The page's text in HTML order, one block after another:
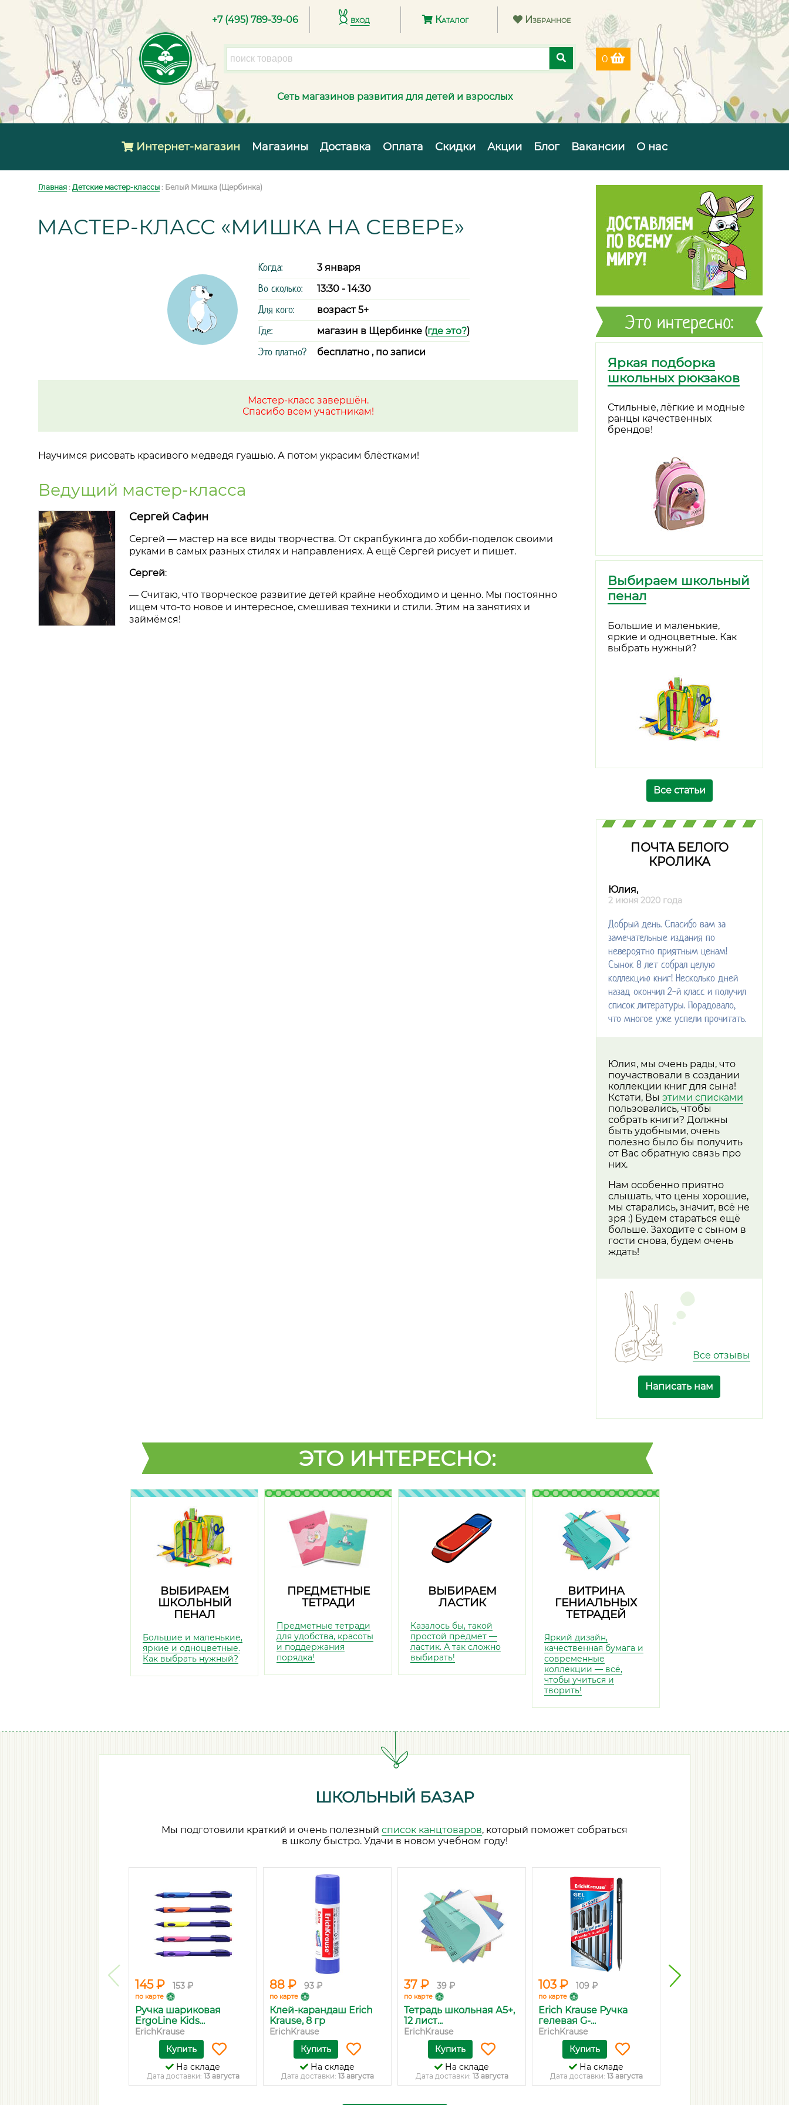
+7 (495) 789-39-06 вход Каталог Избранное
0
Сеть магазинов развития для детей и взрослых
Интернет-магазин Магазины Доставка Оплата Скидки Акции Блог Вакансии О нас
Главная : Детские мастер-классы : Белый Мишка (Щербинка)
МАСТЕР-КЛАСС «МИШКА НА СЕВЕРЕ»
Когда: 3 января
Во сколько: 13:30 - 14:30
Для кого: возраст 5+
Где: магазин в Щербинке (где это?)
Это платно? бесплатно , по записи
Мастер-класс завершён.
Спасибо всем участникам!
Научимся рисовать красивого медведя гуашью. А потом украсим блёстками!
Ведущий мастер-класса
Сергей Сафин
Сергей — мастер на все виды творчества. От скрапбукинга до хобби-поделок своими
руками в самых разных стилях и направлениях. А ещё Сергей рисует и пишет.
Сергей:
— Считаю, что творческое развитие детей крайне необходимо и ценно. Мы постоянно
ищем что-то новое и интересное, смешивая техники и стили. Этим на занятиях и
займёмся!
Это интересно:
Яркая подборка
школьных рюкзаков
Стильные, лёгкие и модные
ранцы качественных
брендов!
Выбираем школьный
пенал
Большие и маленькие,
яркие и одноцветные. Как
выбрать нужный?
Все статьи
ПОЧТА БЕЛОГО
КРОЛИКА
Юлия,
2 июня 2020 года
Добрый день. Спасибо вам за
замечательные издания по
невероятно приятным ценам!
Сынок 8 лет собрал целую
коллекцию книг! Несколько дней
назад окончил 2-й класс и получил
список литературы. Порадовало,
что многое уже успели прочитать.
Юлия, мы очень рады, что
поучаствовали в создании
коллекции книг для сына!
Кстати, Вы этими списками
пользовались, чтобы
собрать книги? Должны
быть удобными, очень
полезно было бы получить
от Вас обратную связь про
них.
Нам особенно приятно
слышать, что цены хорошие,
мы старались, значит, всё не
зря :) Будем стараться ещё
больше. Заходите с сыном в
гости снова, будем очень
ждать!
Все отзывы
Написать нам
ЭТО ИНТЕРЕСНО:
ВЫБИРАЕМ
ШКОЛЬНЫЙ
ПЕНАЛ
Большие и маленькие,
яркие и одноцветные.
Как выбрать нужный?
ПРЕДМЕТНЫЕ
ТЕТРАДИ
Предметные тетради
для удобства, красоты
и поддержания
порядка!
ВЫБИРАЕМ
ЛАСТИК
Казалось бы, такой
простой предмет —
ластик. А так сложно
выбирать!
ВИТРИНА
ГЕНИАЛЬНЫХ
ТЕТРАДЕЙ
Яркий дизайн,
качественная бумага и
современные
коллекции — всё,
чтобы учиться и
творить!
ШКОЛЬНЫЙ БАЗАР
Мы подготовили краткий и очень полезный список канцтоваров, который поможет собраться
в школу быстро. Удачи в новом учебном году!
145 ₽ 153 ₽
по карте
Ручка шариковая
ErgoLine Kids...
ErichKrause
Купить
На складе
Дата доставки: 13 августа
88 ₽ 93 ₽
по карте
Клей-карандаш Erich
Krause, 8 гр
ErichKrause
Купить
На складе
Дата доставки: 13 августа
37 ₽ 39 ₽
по карте
Тетрадь школьная А5+,
12 лист...
ErichKrause
Купить
На складе
Дата доставки: 13 августа
103 ₽ 109 ₽
по карте
Erich Krause Ручка
гелевая G-...
ErichKrause
Купить
На складе
Дата доставки: 13 августа
40 ₽